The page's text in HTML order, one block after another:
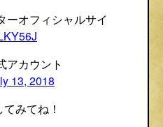
ーオフィシャルサイ
カウント
13, 2018
みてね！